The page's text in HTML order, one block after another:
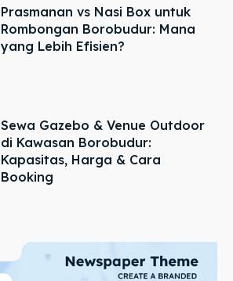
Prasmanan vs Nasi Box untuk
Rombongan Borobudur: Mana
yang Lebih Efisien?
Sewa Gazebo & Venue Outdoor
di Kawasan Borobudur:
Kapasitas, Harga & Cara
Booking